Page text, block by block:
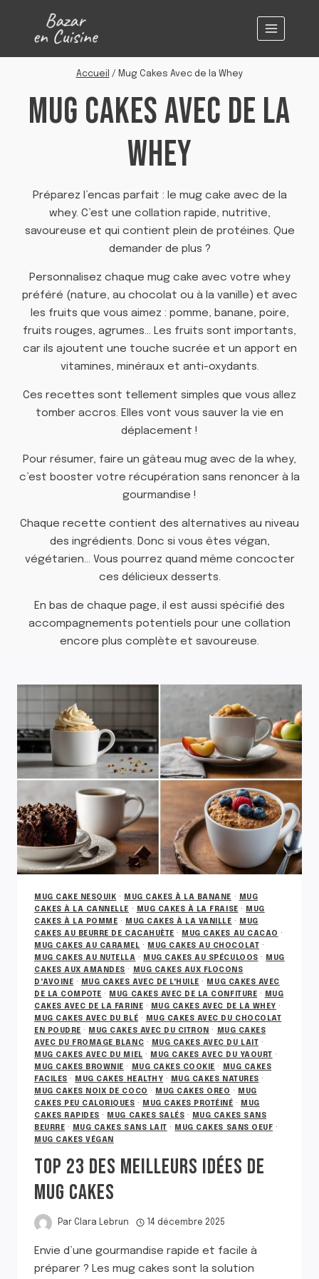
contenu
Accueil / Mug Cakes Avec de la Whey
MUG CAKES AVEC DE LA
WHEY
Préparez l’encas parfait : le mug cake avec de la
whey. C’est une collation rapide, nutritive,
savoureuse et qui contient plein de protéines. Que
demander de plus ?
Personnalisez chaque mug cake avec votre whey
préféré (nature, au chocolat ou à la vanille) et avec
les fruits que vous aimez : pomme, banane, poire,
fruits rouges, agrumes… Les fruits sont importants,
car ils ajoutent une touche sucrée et un apport en
vitamines, minéraux et anti-oxydants.
Ces recettes sont tellement simples que vous allez
tomber accros. Elles vont vous sauver la vie en
déplacement !
Pour résumer, faire un gâteau mug avec de la whey,
c’est booster votre récupération sans renoncer à la
gourmandise !
Chaque recette contient des alternatives au niveau
des ingrédients. Donc si vous êtes végan,
végétarien… Vous pourrez quand même concocter
ces délicieux desserts.
En bas de chaque page, il est aussi spécifié des
accompagnements potentiels pour une collation
encore plus complète et savoureuse.
MUG CAKE NESQUIK · MUG CAKES À LA BANANE ·
MUG
CAKES À LA CANNELLE · MUG CAKES À LA FRAISE ·
MUG
CAKES À LA POMME · MUG CAKES À LA VANILLE ·
MUG
CAKES AU BEURRE DE CACAHUÈTE · MUG CAKES AU CACAO ·
MUG CAKES AU CARAMEL · MUG CAKES AU CHOCOLAT ·
MUG CAKES AU NUTELLA · MUG CAKES AU SPÉCULOOS ·
MUG
CAKES AUX AMANDES ·
MUG CAKES AUX FLOCONS
D'AVOINE · MUG CAKES AVEC DE L'HUILE ·
MUG CAKES AVEC
DE LA COMPOTE · MUG CAKES AVEC DE LA CONFITURE ·
MUG
CAKES AVEC DE LA FARINE · MUG CAKES AVEC DE LA WHEY ·
MUG CAKES AVEC DU BLÉ ·
MUG CAKES AVEC DU CHOCOLAT
EN POUDRE · MUG CAKES AVEC DU CITRON ·
MUG CAKES
AVEC DU FROMAGE BLANC · MUG CAKES AVEC DU LAIT ·
MUG CAKES AVEC DU MIEL · MUG CAKES AVEC DU YAOURT ·
MUG CAKES BROWNIE · MUG CAKES COOKIE ·
MUG CAKES
FACILES · MUG CAKES HEALTHY · MUG CAKES NATURES ·
MUG CAKES NOIX DE COCO · MUG CAKES OREO ·
MUG
CAKES PEU CALORIQUES · MUG CAKES PROTÉINÉ ·
MUG
CAKES RAPIDES · MUG CAKES SALÉS ·
MUG CAKES SANS
BEURRE · MUG CAKES SANS LAIT · MUG CAKES SANS OEUF ·
MUG CAKES VÉGAN
TOP 23 DES MEILLEURS IDÉES DE
MUG CAKES
Par Clara Lebrun 14 décembre 2025
Envie d’une gourmandise rapide et facile à
préparer ? Les mug cakes sont la solution